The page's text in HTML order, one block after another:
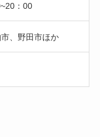
：00
、野田市ほか